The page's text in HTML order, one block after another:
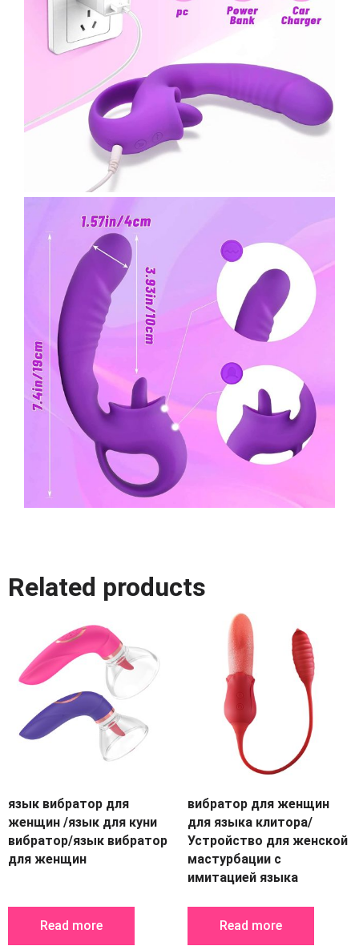
Related products
язык вибратор для
женщин /язык для куни
вибратор/язык вибратор
для женщин
Read more
вибратор для женщин
для языка клитора/
Устройство для женской
мастурбации с
имитацией языка
Read more